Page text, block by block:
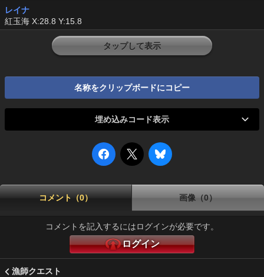
レイナ
紅玉海 X:28.8 Y:15.8
タップして表示
名称をクリップボードにコピー
埋め込みコード表示
コメント（0） 画像（0）
コメントを記入するにはログインが必要です。
ログイン
漁師クエスト